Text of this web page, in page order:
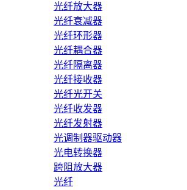
光纤放大器
光纤衰减器
光纤环形器
光纤耦合器
光纤隔离器
光纤接收器
光纤光开关
光纤收发器
光纤发射器
光调制器驱动器
光电转换器
跨阻放大器
光纤